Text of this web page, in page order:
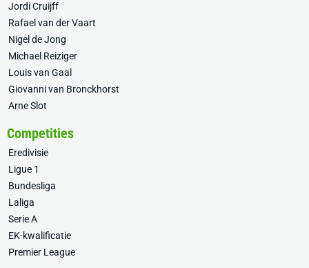
Jordi Cruijff
Rafael van der Vaart
Nigel de Jong
Michael Reiziger
Louis van Gaal
Giovanni van Bronckhorst
Arne Slot
Competities
Eredivisie
Ligue 1
Bundesliga
Laliga
Serie A
EK-kwalificatie
Premier League